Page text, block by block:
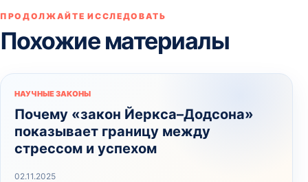
ПРОДОЛЖАЙТЕ ИССЛЕДОВАТЬ
Похожие материалы
НАУЧНЫЕ ЗАКОНЫ
Почему «закон Йеркса–Додсона»
показывает границу между
стрессом и успехом
02.11.2025